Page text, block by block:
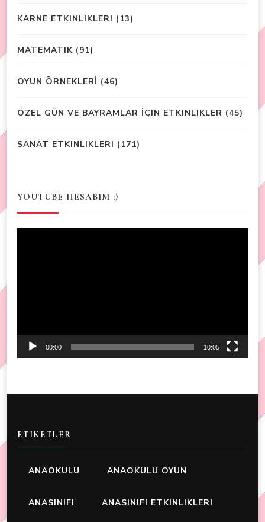
KARNE ETKINLIKLERI (13)
MATEMATIK (91)
OYUN ÖRNEKLERİ (46)
ÖZEL GÜN VE BAYRAMLAR İÇIN ETKINLIKLER (45)
SANAT ETKINLIKLERI (171)
YOUTUBE HESABIM :)
00:00 10:05
ETIKETLER
ANAOKULU ANAOKULU OYUN
ANASINIFI ANASINIFI ETKINLIKLERI